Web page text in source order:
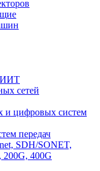
ИИТ
сетей
и цифровых систем
передач
SDH/SONET,
200G, 400G